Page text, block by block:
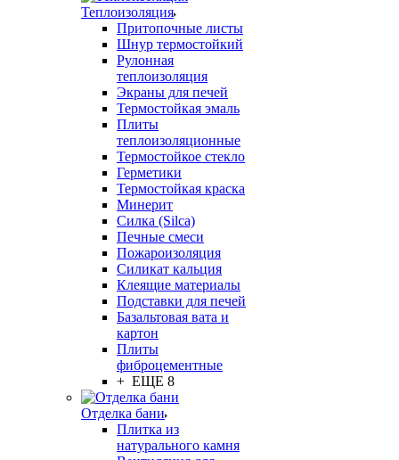
Теплоизоляция
Притопочные листы
Шнур термостойкий
Рулонная
теплоизоляция
Экраны для печей
Термостойкая эмаль
Плиты
теплоизоляционные
Термостойкое стекло
Герметики
Термостойкая краска
Минерит
Силка (Silca)
Печные смеси
Пожароизоляция
Силикат кальция
Клеящие материалы
Подставки для печей
Базальтовая вата и
картон
Плиты
фиброцементные
+ ЕЩЕ 8
Отделка бани
Плитка из
натурального камня